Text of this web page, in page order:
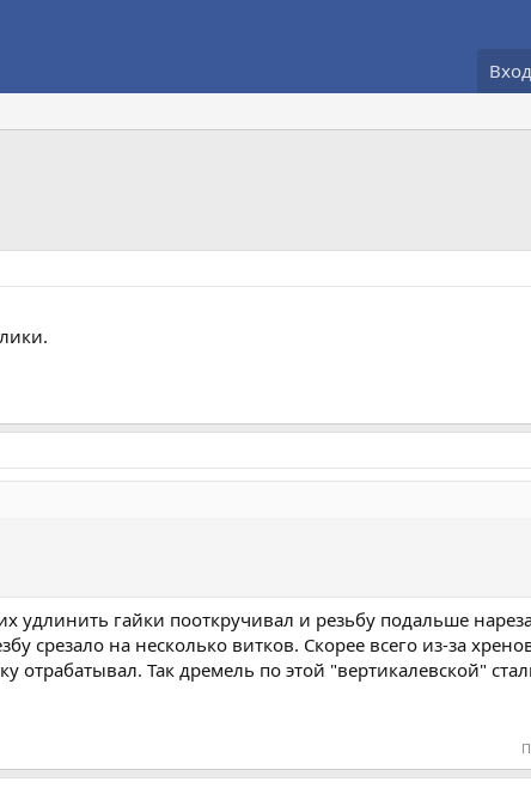
Вход
гайки пооткручивал и резьбу подальше
срезало на несколько витков. Скорее всего из-за
отрабатывал. Так дремель по этой "вертикалевской"